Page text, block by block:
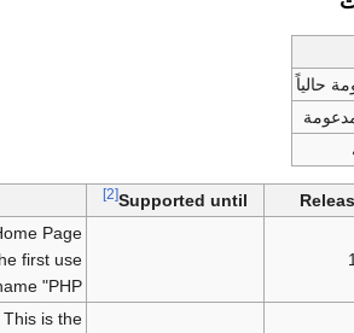
Notes
Officially called "Personal Home Page
Tools (PHP Tools)". This is the first use
Officially called "PHP/FI 2.0". This is the